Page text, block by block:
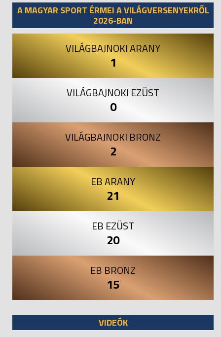
A MAGYAR SPORT ÉRMEI A VILÁGVERSENYEKRŐL
2026-BAN
VILÁGBAJNOKI ARANY
1
VILÁGBAJNOKI EZÜST
0
VILÁGBAJNOKI BRONZ
2
EB ARANY
21
EB EZÜST
20
EB BRONZ
15
VIDEÓK